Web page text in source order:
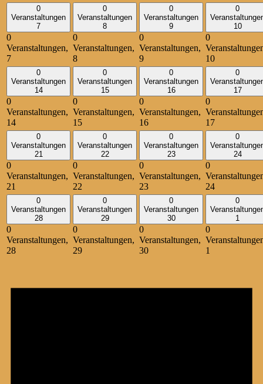
0
Veranstaltungen
7
0
Veranstaltungen,
7
0
Veranstaltungen
8
0
Veranstaltungen,
8
0
Veranstaltungen
9
0
Veranstaltungen,
9
0
10
0
10
0
Veranstaltungen
14
0
Veranstaltungen,
14
0
Veranstaltungen
15
0
Veranstaltungen,
15
0
Veranstaltungen
16
0
Veranstaltungen,
16
0
17
0
17
0
Veranstaltungen
21
0
Veranstaltungen,
21
0
Veranstaltungen
22
0
Veranstaltungen,
22
0
Veranstaltungen
23
0
Veranstaltungen,
23
0
24
0
24
0
Veranstaltungen
28
0
Veranstaltungen,
28
0
Veranstaltungen
29
0
Veranstaltungen,
29
0
Veranstaltungen
30
0
Veranstaltungen,
30
0
1
0
1